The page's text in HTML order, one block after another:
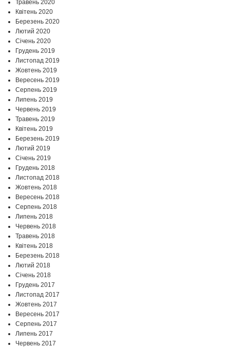
Травень 2020
Квітень 2020
Березень 2020
Лютий 2020
Січень 2020
Грудень 2019
Листопад 2019
Жовтень 2019
Вересень 2019
Серпень 2019
Липень 2019
Червень 2019
Травень 2019
Квітень 2019
Березень 2019
Лютий 2019
Січень 2019
Грудень 2018
Листопад 2018
Жовтень 2018
Вересень 2018
Серпень 2018
Липень 2018
Червень 2018
Травень 2018
Квітень 2018
Березень 2018
Лютий 2018
Січень 2018
Грудень 2017
Листопад 2017
Жовтень 2017
Вересень 2017
Серпень 2017
Липень 2017
Червень 2017